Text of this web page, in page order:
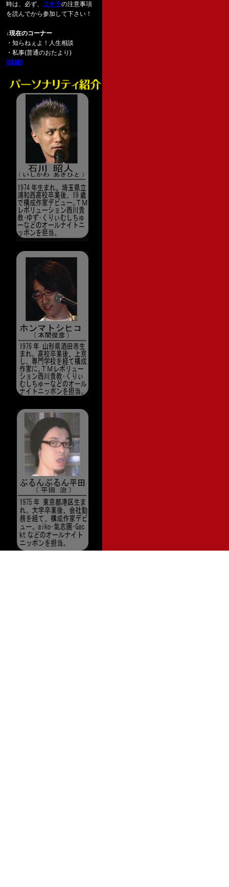
時は、必ず、 コチラの注意事項
を読んでから参加して下さい！
↓現在のコーナー
・知らねぇよ！人生相談
・私事(普通のおたより)
[詳細]